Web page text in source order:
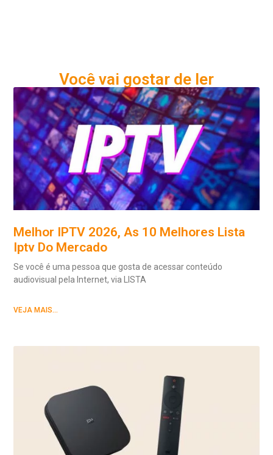
Você vai gostar de ler
Melhor IPTV 2026, As 10 Melhores Lista
Iptv Do Mercado
Se você é uma pessoa que gosta de acessar conteúdo
audiovisual pela Internet, via LISTA
VEJA MAIS...